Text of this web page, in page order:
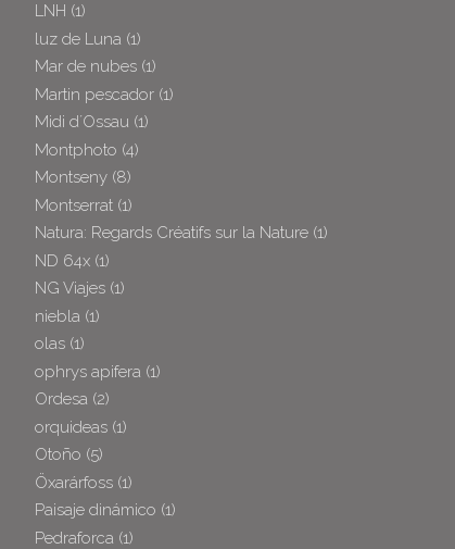
LNH (1)
luz de Luna (1)
Mar de nubes (1)
Martin pescador (1)
Midi d´Ossau (1)
Montphoto (4)
Montseny (8)
Montserrat (1)
Natura: Regards Créatifs sur la Nature (1)
ND 64x (1)
NG Viajes (1)
niebla (1)
olas (1)
ophrys apifera (1)
Ordesa (2)
orquideas (1)
Otoño (5)
Öxarárfoss (1)
Paisaje dinámico (1)
Pedraforca (1)